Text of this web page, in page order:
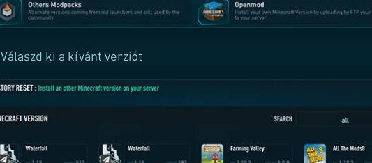
Válaszd ki a kívánt verziót